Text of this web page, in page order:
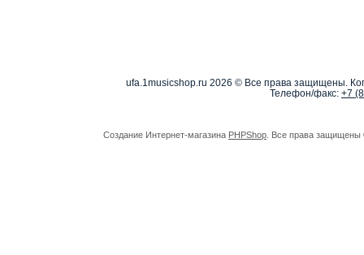
ufa.1musicshop.ru 2026 © Все права защищены.
Телефон/факс: +7
Создание Интернет-магазина PHPShop . Все права защищены